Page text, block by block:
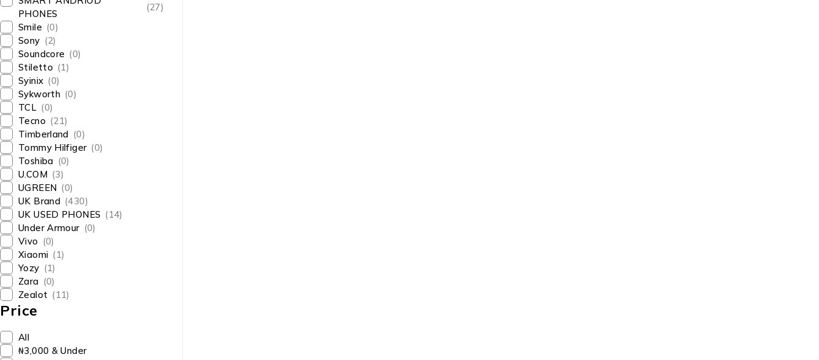
PHONES
(27)
Smile (0)
Sony (2)
Soundcore (0)
Stiletto (1)
Syinix (0)
Sykworth (0)
TCL (0)
Tecno (21)
Timberland (0)
Tommy Hilfiger (0)
Toshiba (0)
U.COM (3)
UGREEN (0)
UK Brand (430)
UK USED PHONES (14)
Under Armour (0)
Vivo (0)
Xiaomi (1)
Yozy (1)
Zara (0)
Zealot (11)
Price
All
₦3,000 & Under